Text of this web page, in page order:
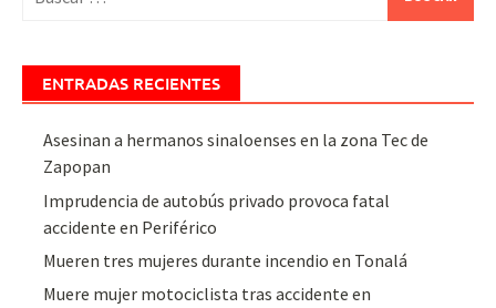
ENTRADAS RECIENTES
Asesinan a hermanos sinaloenses en la zona Tec de
Zapopan
Imprudencia de autobús privado provoca fatal
accidente en Periférico
Mueren tres mujeres durante incendio en Tonalá
Muere mujer motociclista tras accidente en